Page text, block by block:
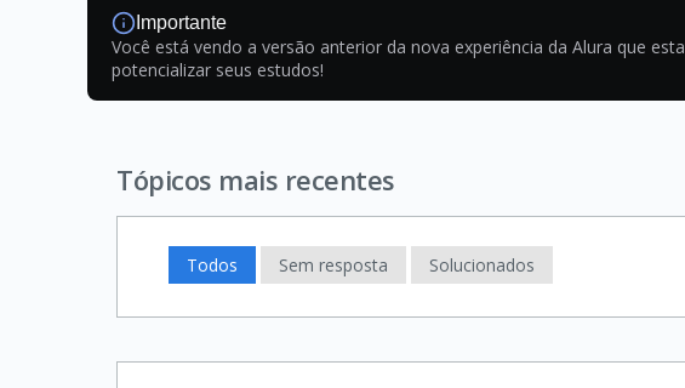
Importante
Você está vendo a versão anterior da nova experiência da Alura que
potencializar seus estudos!
Tópicos mais recentes
Todos Sem resposta Solucionados